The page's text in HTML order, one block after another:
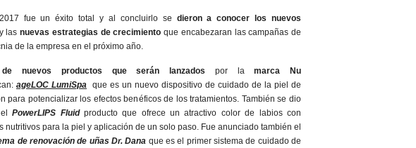
fue un éxito total y al concluirlo se dieron a conocer los nuevos
y lasnuevas estrategias de crecimiento que encabezaran las campañas de
de la empresa en el próximo año.
nuevos productos que serán lanzados por lamarca Nu
ageLOC LumiSpa que es un nuevo dispositivo de cuidado de la piel de
para potencializar los efectos benéficos de los tratamientos. También se dio
elPowerLIPS Fluidproducto que ofrece un atractivo color de labios con
nutritivos para la piel y aplicación de un solo paso. Fue anunciado también el
de renovación de uñas Dr. Dana que es el primer sistema de cuidado de